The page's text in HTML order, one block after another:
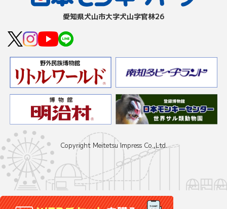
愛知県⽝⼭市⼤字⽝⼭字官林26
Copyright Meitetsu Impress Co.,Ltd.